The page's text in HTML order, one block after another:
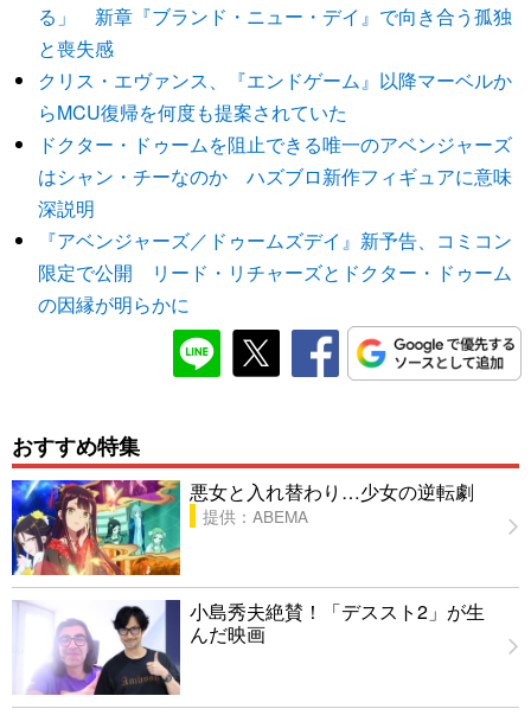
る」 新章『ブランド・ニュー・デイ』で向き合う孤独
と喪失感
クリス・エヴァンス、『エンドゲーム』以降マーベルか
らMCU復帰を何度も提案されていた
ドクター・ドゥームを阻止できる唯一のアベンジャーズ
はシャン・チーなのか ハズブロ新作フィギュアに意味
深説明
『アベンジャーズ／ドゥームズデイ』新予告、コミコン
限定で公開 リード・リチャーズとドクター・ドゥーム
の因縁が明らかに
おすすめ特集
悪女と入れ替わり…少女の逆転劇
提供：ABEMA
小島秀夫絶賛！「デススト2」が生
んだ映画